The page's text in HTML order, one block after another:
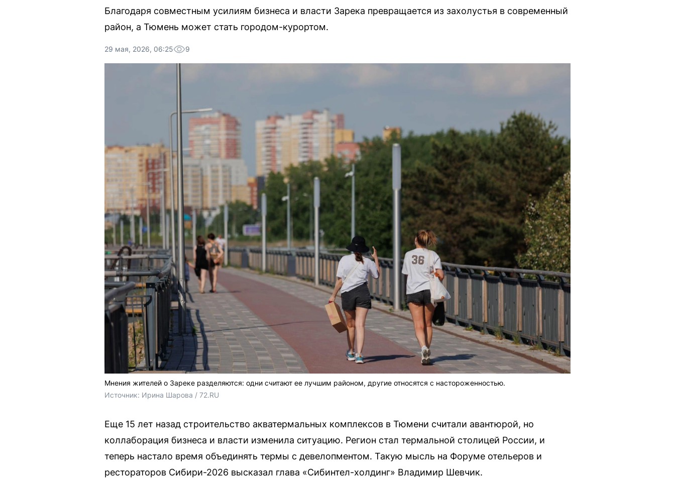
Благодаря совместным усилиям бизнеса и власти Зарека превращается из захолустья в современный
район, а Тюмень может стать городом-курортом.
29 мая, 2026, 06:25 9
Мнения жителей о Зареке разделяются: одни считают ее лучшим районом, другие относятся с настороженностью.
Источник: Ирина Шарова / 72.RU
Еще 15 лет назад строительство акватермальных комплексов в Тюмени считали авантюрой, но
коллаборация бизнеса и власти изменила ситуацию. Регион стал термальной столицей России, и
теперь настало время объединять термы с девелопментом. Такую мысль на Форуме отельеров и
рестораторов Сибири-2026 высказал глава «Сибинтел-холдинг» Владимир Шевчик.